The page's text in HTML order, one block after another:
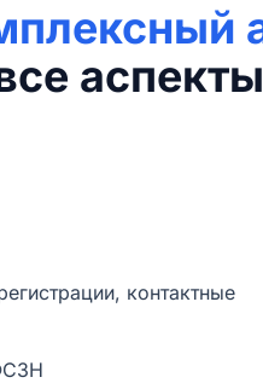
контактные